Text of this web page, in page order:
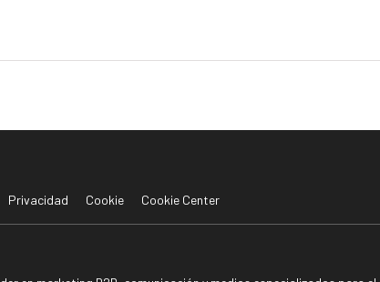
Privacidad Cookie Cookie Center